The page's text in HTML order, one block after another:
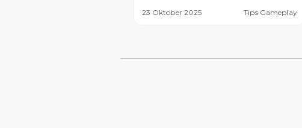
23 Oktober 2025 Tips Gameplay